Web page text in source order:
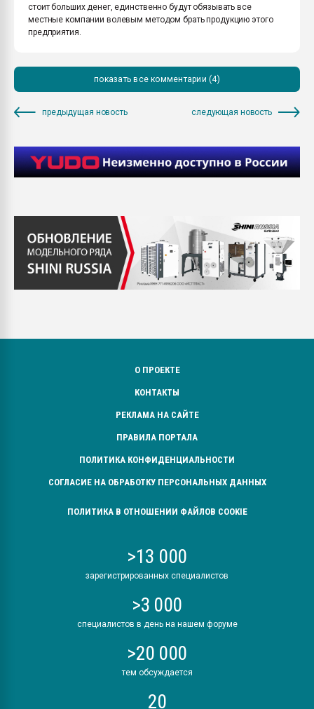
стоит больших денег, единственно будут обязывать все
местные компании волевым методом брать продукцию этого
предприятия.
показать все комментарии (4)
предыдущая новость следующая новость
О ПРОЕКТЕ
КОНТАКТЫ
РЕКЛАМА НА САЙТЕ
ПРАВИЛА ПОРТАЛА
ПОЛИТИКА КОНФИДЕНЦИАЛЬНОСТИ
СОГЛАСИЕ НА ОБРАБОТКУ ПЕРСОНАЛЬНЫХ ДАННЫХ
ПОЛИТИКА В ОТНОШЕНИИ ФАЙЛОВ COOKIE
>13 000
зарегистрированных специалистов
>3 000
специалистов в день на нашем форуме
>20 000
тем обсуждается
20